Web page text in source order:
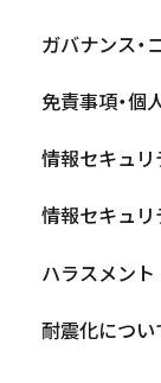
ガバナンス・
免責事項・個
情報セキュ
情報セキュ
ハラスメント
耐震化につい